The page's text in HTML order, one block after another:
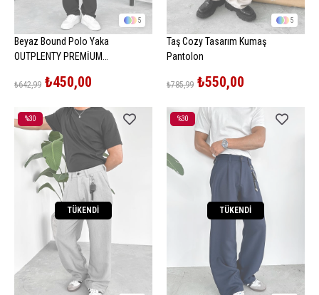
5
Beyaz Bound Polo Yaka
OUTPLENTY PREMİUM
₺450,00
₺642,99
5
Taş Cozy Tasarım Kumaş
Pantolon
₺550,00
₺785,99
%30
İndirim
%30İndirim
TÜKENDI
%30
%30İndirim
TÜKENDI